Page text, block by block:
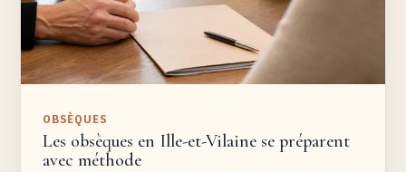
OBSÈQUES
Les obsèques en Ille-et-Vilaine se préparent
avec méthode